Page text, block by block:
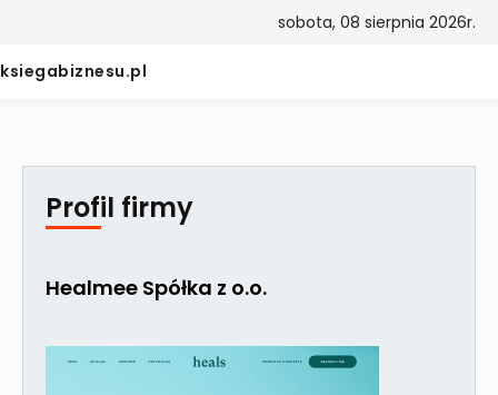
sobota, 08 sierpnia 2026r.
ksiegabiznesu.pl
Profil firmy
Healmee Spółka z o.o.